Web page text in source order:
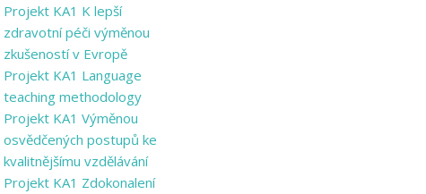
Projekt KA1 K lepší
zdravotní péči výměnou
zkušeností v Evropě
Projekt KA1 Language
teaching methodology
Projekt KA1 Výměnou
osvědčených postupů ke
kvalitnějšímu vzdělávání
Projekt KA1 Zdokonalení